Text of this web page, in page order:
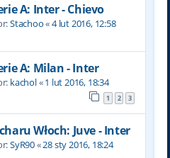
A: Inter - Chievo
Stachoo«4 lut 2016, 12:58
A: Milan - Inter
kachol«1 lut 2016, 18:34
1 2 3
Włoch: Juve - Inter
SyR90«28 sty 2016, 18:24